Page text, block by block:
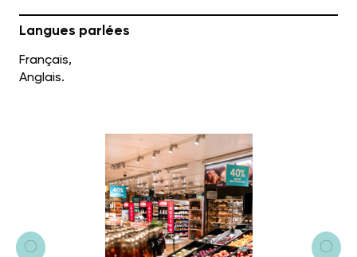
Langues parlées
Français,
Anglais.